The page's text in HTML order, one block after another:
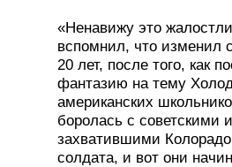
«Ненавижу это
вспомнил, что изменил
20 лет, после того, как
фантазию на тему
американских
боролась с советскими
захватившими
солдата, и вот они